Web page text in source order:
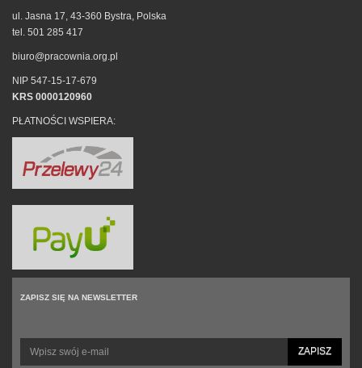
ul. Jasna 17, 43-360 Bystra, Polska
tel. 501 285 417
biuro@pracownia.org.pl
NIP 547-15-17-679
KRS 0000120960
PŁATNOŚCI WSPIERA:
ZAPISZ SIĘ NA NEWSLETTER
ZAPISZ